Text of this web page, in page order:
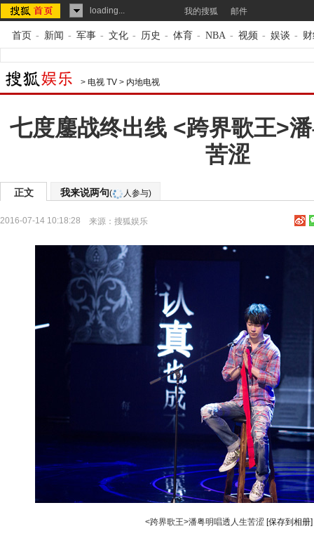
loading... 我的搜狐 邮件
首页 - 新闻 - 军事 - 文化 - 历史 - 体育 - NBA - 视频 - 娱谈 -
> 电视 TV > 内地电视
七度鏖战终出线 <跨界歌王>
苦涩
正文 我来说两句( 人参与)
2016-07-14 10:18:28 来源： 搜狐娱乐
<跨界歌王>潘粤明唱透人生苦涩 [保存到相册]